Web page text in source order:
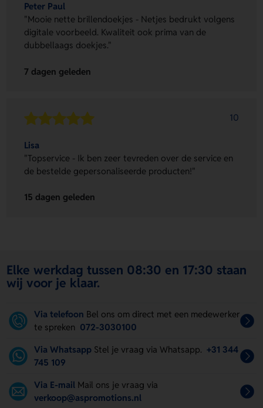
Peter Paul
"Mooie nette brillendoekjes - Netjes bedrukt volgens
digitale voorbeeld. Kwaliteit ook prima van de
dubbellaags doekjes."
7 dagen geleden
10
Lisa
"Topservice - Ik ben zeer tevreden over de service en
de bestelde gepersonaliseerde producten!"
15 dagen geleden
Elke werkdag tussen 08:30 en 17:30 staan
wij voor je klaar.
Via telefoon Bel ons om direct met een medewerker
te spreken 072-3030100
Via Whatsapp Stel je vraag via Whatsapp. +31 344
745 109
Via E-mail Mail ons je vraag via
verkoop@aspromotions.nl